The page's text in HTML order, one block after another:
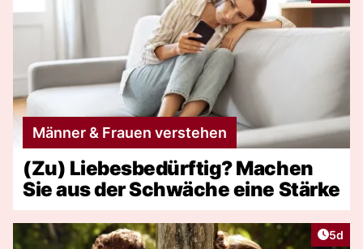
Männer & Frauen verstehen
(Zu) Liebesbedürftig? Machen
Sie aus der Schwäche eine Stärke
5d